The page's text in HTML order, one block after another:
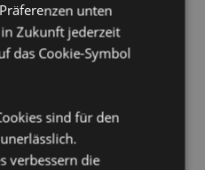
A7 Mini Notizbuch
Metall, Plastik und Karton
6.5cm Tiefe 2cm
unten
Zukunft jederzeit
das Cookie-Symbol
sind für den
verbessern die